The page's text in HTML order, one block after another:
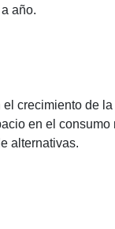
año.
crecimiento de
en el
alternativas.